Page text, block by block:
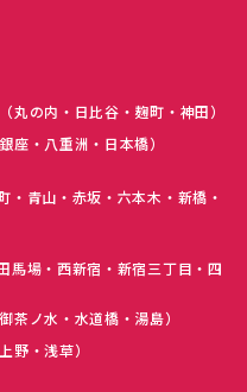
丸の内・日比谷・麹町・神田）
座・八重洲・日本橋）
・青山・赤坂・六本木・新橋・
馬場・西新宿・新宿三丁目・四
茶ノ水・水道橋・湯島）
野・浅草）